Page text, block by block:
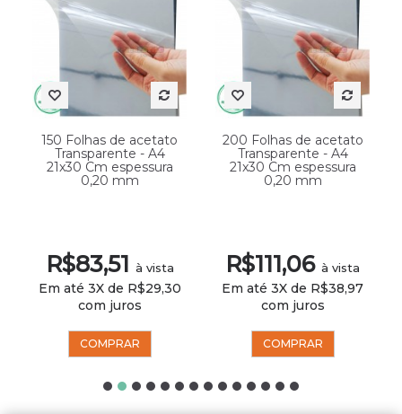
150 Folhas de acetato
Transparente - A4
21x30 Cm espessura
0,20 mm
R$83,51 à vista
Em até 3X de R$29,30
com juros
COMPRAR
200 Folhas de acetato
Transparente - A4
21x30 Cm espessura
0,20 mm
R$111,06 à vista
Em até 3X de R$38,97
com juros
COMPRAR